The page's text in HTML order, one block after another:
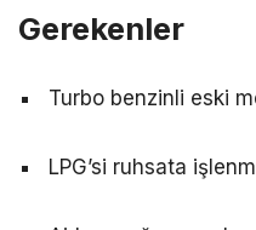
Gerekenler
Turbo benzinli eski
LPG’si ruhsata